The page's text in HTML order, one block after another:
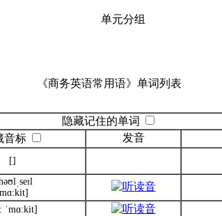
单元分组
《商务英语常用语》单词列表
隐藏记住的单词
音标 发音
[]
ˈmɑ:kit]